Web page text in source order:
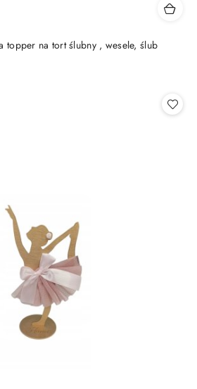
topper na tort ślubny , wesele, ślub